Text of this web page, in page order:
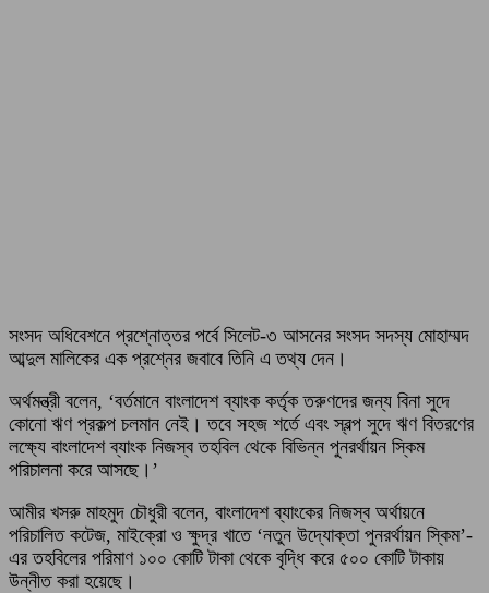
সংসদ অধিবেশনে প্রশ্নোত্তর পর্বে সিলেট-৩ আসনের সংসদ সদস্য মোহাম্মদ
আব্দুল মালিকের এক প্রশ্নের জবাবে তিনি এ তথ্য দেন।
অর্থমন্ত্রী বলেন, ‘বর্তমানে বাংলাদেশ ব্যাংক কর্তৃক তরুণদের জন্য বিনা সুদে
কোনো ঋণ প্রকল্প চলমান নেই। তবে সহজ শর্তে এবং স্বল্প সুদে ঋণ বিতরণের
লক্ষ্যে বাংলাদেশ ব্যাংক নিজস্ব তহবিল থেকে বিভিন্ন পুনরর্থায়ন স্কিম
পরিচালনা করে আসছে।’
আমীর খসরু মাহমুদ চৌধুরী বলেন, বাংলাদেশ ব্যাংকের নিজস্ব অর্থায়নে
পরিচালিত কটেজ, মাইক্রো ও ক্ষুদ্র খাতে ‘নতুন উদ্যোক্তা পুনরর্থায়ন স্কিম’-
এর তহবিলের পরিমাণ ১০০ কোটি টাকা থেকে বৃদ্ধি করে ৫০০ কোটি টাকায়
উন্নীত করা হয়েছে।